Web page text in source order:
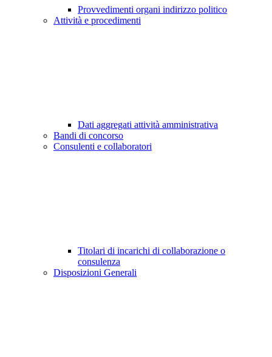
Provvedimenti organi indirizzo politico
Attività e procedimenti
Dati aggregati attività amministrativa
Bandi di concorso
Consulenti e collaboratori
Titolari di incarichi di collaborazione o
consulenza
Disposizioni Generali